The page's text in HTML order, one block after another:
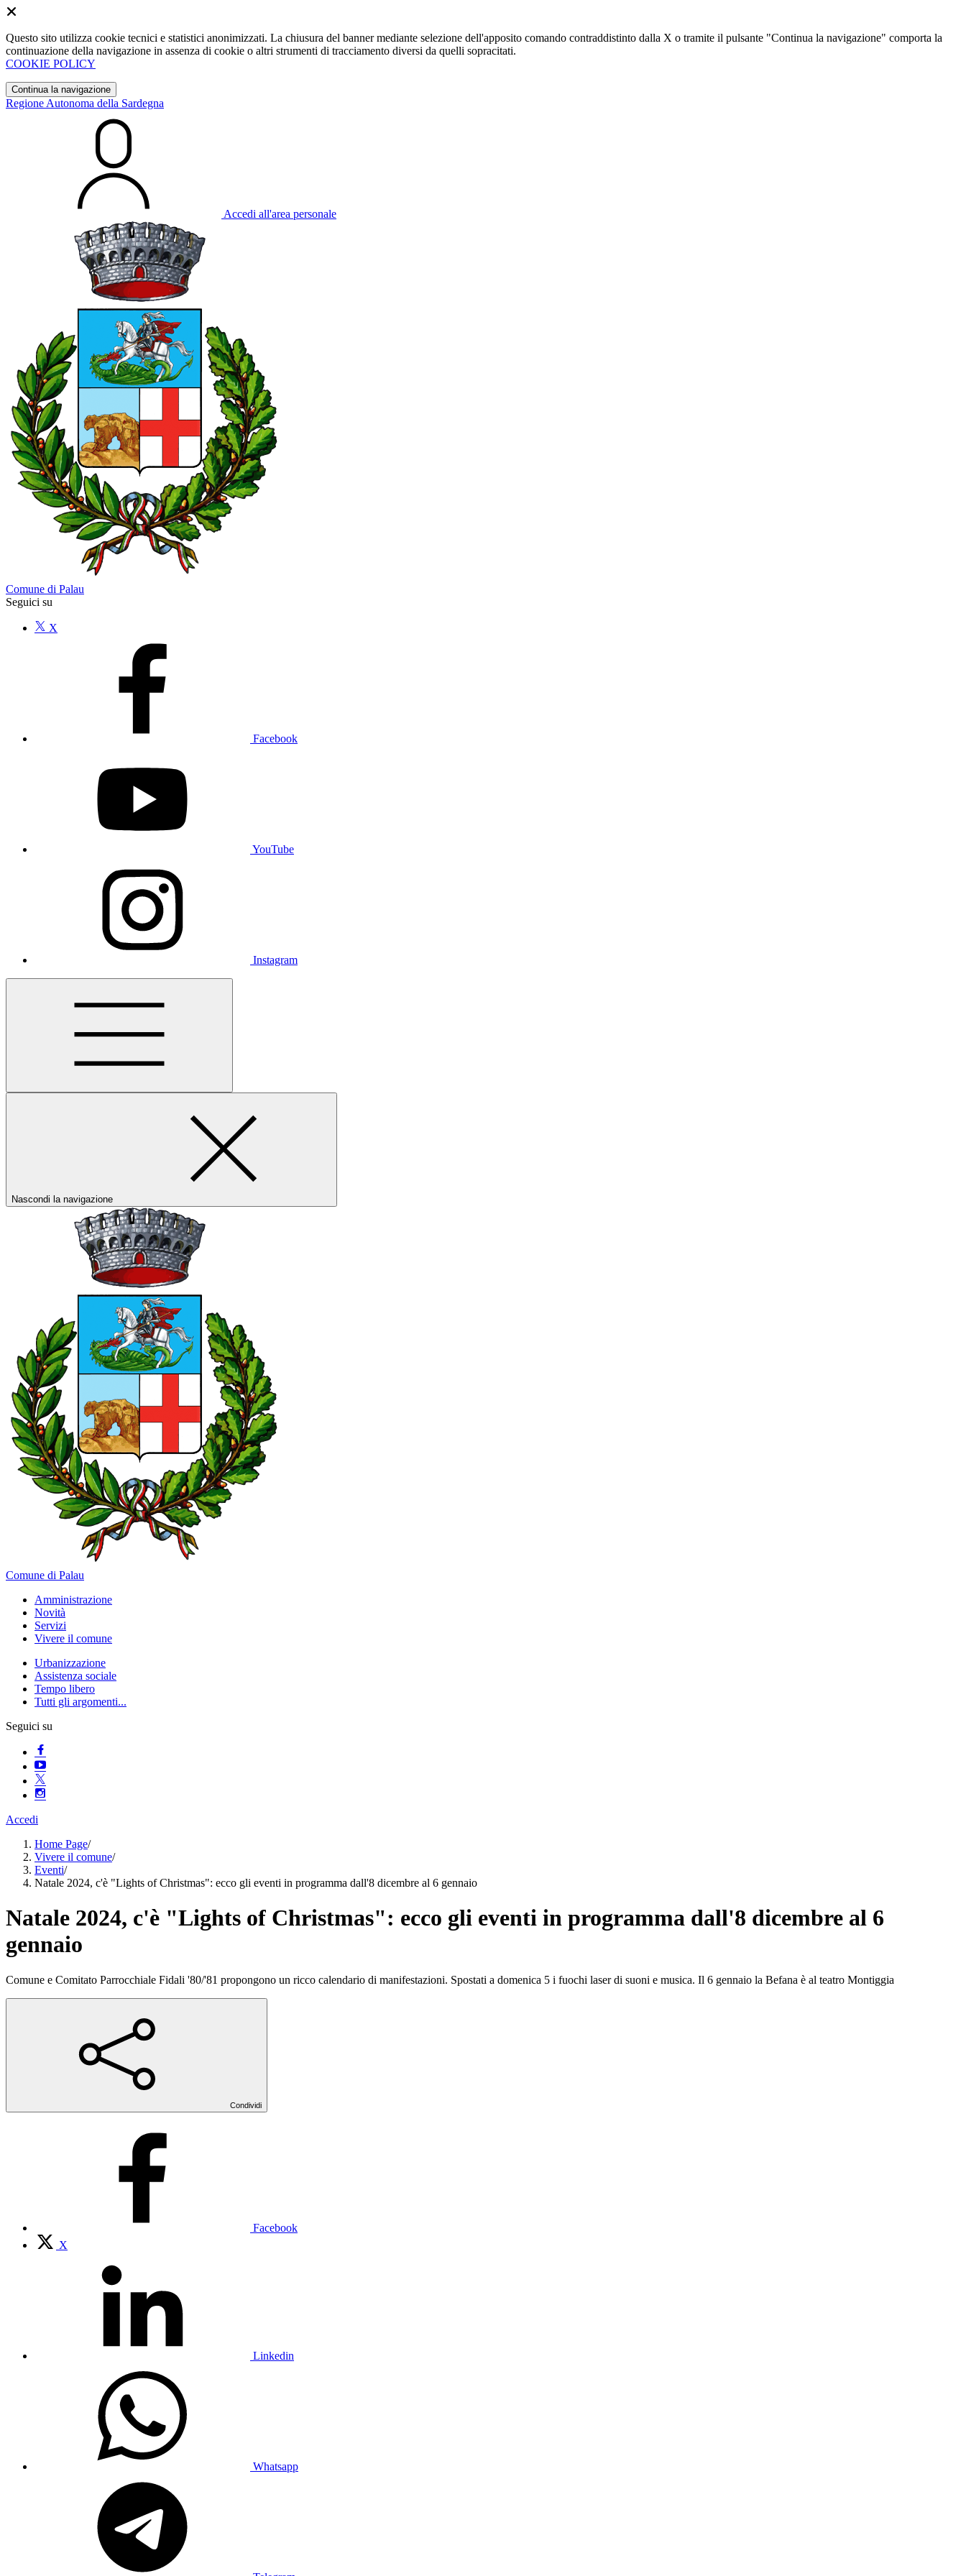
Questo sito utilizza cookie tecnici e statistici anonimizzati. La chiusura del banner mediante selezione dell'apposito comando contraddistinto dalla X o tramite il pulsante "Continua la navigazione" comporta la
continuazione della navigazione in assenza di cookie o altri strumenti di tracciamento diversi da quelli sopracitati.
COOKIE POLICY
Continua la navigazione
Regione Autonoma della Sardegna
Accedi all'area personale
Comune di Palau
Seguici su
X
Facebook
YouTube
Instagram
Nascondi la navigazione
Comune di Palau
Amministrazione
Novità
Servizi
Vivere il comune
Urbanizzazione
Assistenza sociale
Tempo libero
Tutti gli argomenti...
Seguici su
Accedi
Home Page/
Vivere il comune/
Eventi/
Natale 2024, c'è "Lights of Christmas": ecco gli eventi in programma dall'8 dicembre al 6 gennaio
Natale 2024, c'è "Lights of Christmas": ecco gli eventi in programma dall'8 dicembre al 6
gennaio
Comune e Comitato Parrocchiale Fidali '80/'81 propongono un ricco calendario di manifestazioni. Spostati a domenica 5 i fuochi laser di suoni e musica. Il 6 gennaio la Befana è al teatro Montiggia
Condividi
Facebook
X
Linkedin
Whatsapp